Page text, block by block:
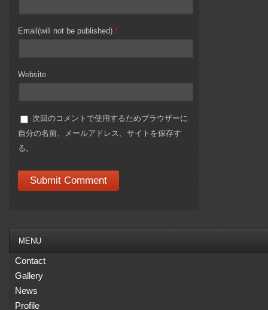
Email(will not be published) *
Website
次回のコメントで使用するためブラウザーに
自分の名前、メールアドレス、サイトを保存す
る。
MENU
Contact
Gallery
News
Profile